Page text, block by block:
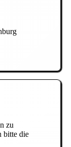
zu
bitte die